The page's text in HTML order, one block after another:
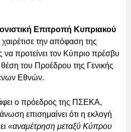
Επιτροπή Κυπριακού
χαιρέτισε την απόφαση της
να προτείνει τον Κύπριο πρέσβυ
του Προέδρου της Γενικής
Εθνών.
ο πρόεδρος της ΠΣΕΚΑ,
επισημαίνει ότι η εκλογή
«αναμέτρηση μεταξύ Κύπρου